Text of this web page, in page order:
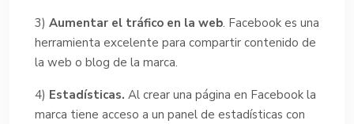
3) Aumentar el tráfico en la web. Facebook es una
herramienta excelente para compartir contenido de
la web o blog de la marca.
4) Estadísticas. Al crear una página en Facebook la
marca tiene acceso a un panel de estadísticas con